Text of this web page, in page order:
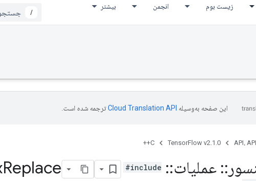
زیست بوم انجمن بیشتر
/
این صفحه به‌وسیله ترجمه شده است.
API، API TensorFlow v2.1.0
C++
:: عملیات::
Replace
#include